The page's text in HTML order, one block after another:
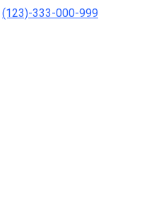
(123)-333-000-999